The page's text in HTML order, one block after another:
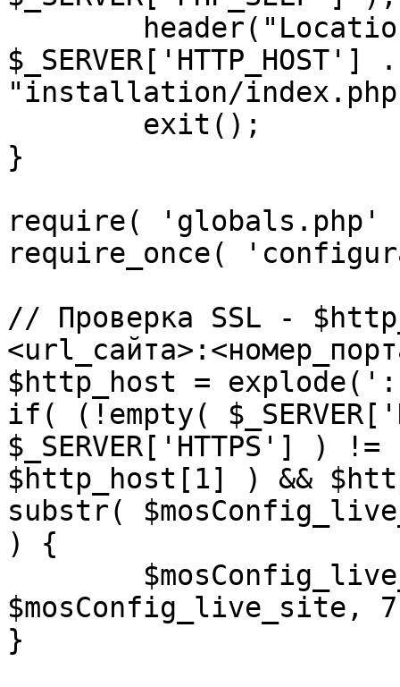
"installation/
}
require(
require_once(
// Проверка SSL -
$http_host = explode(':',
if( (!empty(
$_SERVER['HTTPS']
$http_host[1] ) &&
substr(
) {
$mosConfig_live_site,
}